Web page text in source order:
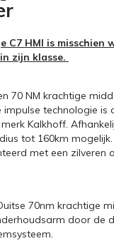
C7 HMI is misschien
zijn klasse.
70 NM krachtige
impulse technologie is
Kalkhoff.
tot 160km
met een zilveren
70nm krachtige
door de